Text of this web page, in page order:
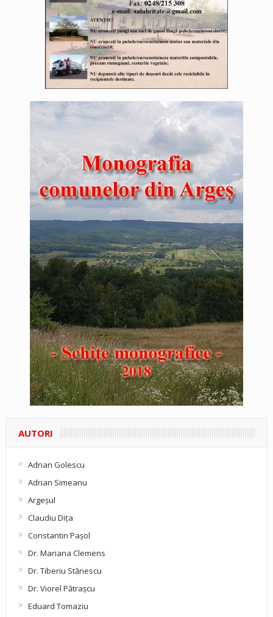
AUTORI
Adrian Golescu
Adrian Simeanu
Argeşul
Claudiu Diţa
Constantin Pașol
Dr. Mariana Clemens
Dr. Tiberiu Stănescu
Dr. Viorel Pătraşcu
Eduard Tomaziu